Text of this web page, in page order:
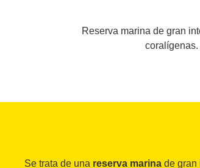
Reserva marina de gran
coralígenas.
Se trata de una reserva marina de gran